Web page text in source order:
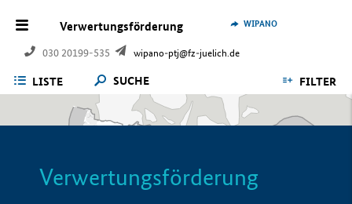
Verwertungsförderung
030 20199-535 wipano-ptj@fz-juelich.de
WIPANO
LISTE SUCHE FILTER
Verwertungsförderung